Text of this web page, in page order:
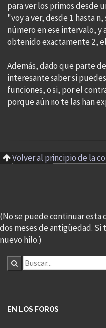
para ver los primos desde
"voy a ver, desde 1 hasta
número en ese intervalo, y
obtenido exactamente 2,
Además, dado que parte
interesante saber si
funciones, o si, por el
porque aún no te las han
Volver al principio de la
(No se puede continuar esta
dos meses de antigüedad. Si
nuevo hilo.)
EN LOS FOROS